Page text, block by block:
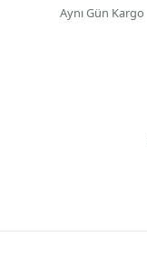
Aynı Gün Kargo